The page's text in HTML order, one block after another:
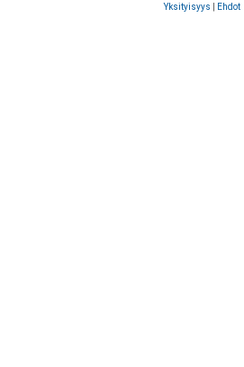
Yksityisyys
Ehdot